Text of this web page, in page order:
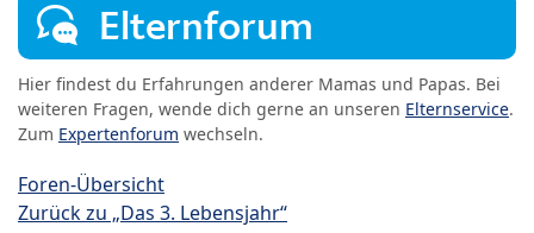
Elternforum
Hier findest du Erfahrungen anderer Mamas und Papas. Bei
weiteren Fragen, wende dich gerne an unseren Elternservice.
Zum Expertenforum wechseln.
Foren-Übersicht
Zurück zu „Das 3. Lebensjahr“